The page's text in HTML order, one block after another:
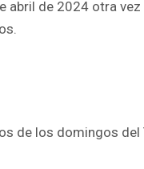
abril de 2024 otra
de los domingos